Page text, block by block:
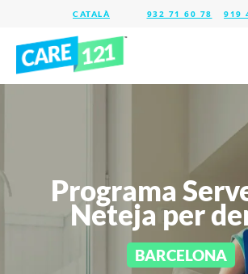
932 71 60 78 919
Programa
Neteja per
BARCELONA